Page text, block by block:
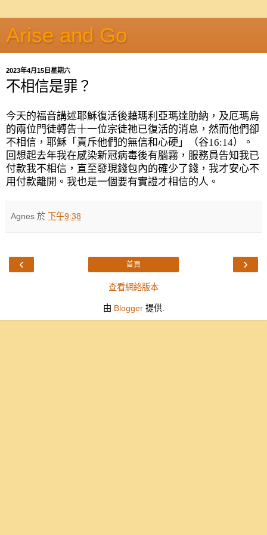
Arise and Go
2023年4月15日星期六
不相信是罪？
今天的福音講述耶穌復活後藉瑪利亞瑪達肋納，及厄瑪烏
的兩位門徒轉告十一位宗徒祂已復活的消息，然而他們卻
不相信，耶穌「責斥他們的無信和心硬」（谷16:14）。
回想起去年我在感染新冠病毒後有腦霧，服務員告知我已
付款我不相信，直至發現錢包內的確少了錢，我才安心不
用付款離開。我也是一個要有實證才相信的人。
Agnes 於 下午9:38
‹ ›
首頁
查看網絡版本
由 Blogger提供.